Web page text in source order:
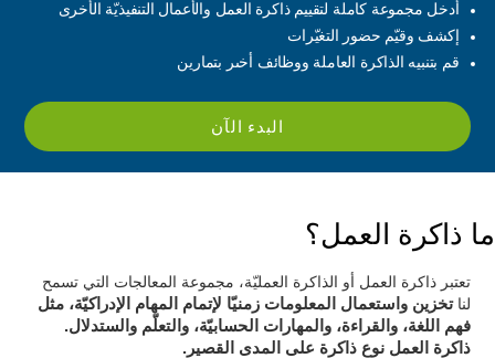
أدخل مجموعة كاملة لتقييم ذاكرة العمل والأعمال التنفيذيّة الأخرى
إكشف وقيّم حضور التغيّرات
قم بتنبيه الذاكرة العاملة ووظائف أخىر بتمارين
البدء الآن
ما ذاكرة العمل؟
تعتبر ذاكرة العمل أو الذاكرة العمليّة، مجموعة المعالجات التي تسمح
لناتخزين واستعمال المعلومات زمنيّا لإتمام المهام الإدراكيّة، مثل
فهم اللغة، والقراءة، والمهارات الحسابيّة، والتعلّم والستدلال.
ذاكرة العمل نوع ذاكرة على المدى القصير.